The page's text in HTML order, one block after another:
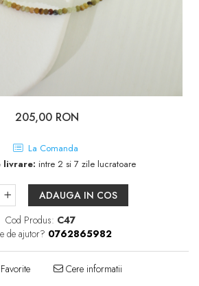
205,00 RON
La Comanda
livrare: intre 2 si 7 zile lucratoare
ADAUGA IN COS
Cod Produs: C47
de ajutor? 0762865982
Cere informatii